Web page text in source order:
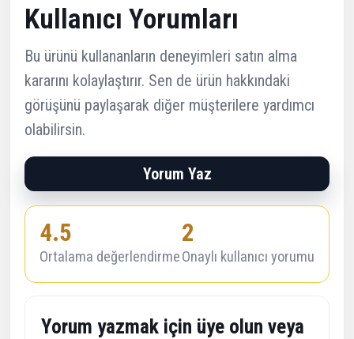
Kullanıcı Yorumları
Bu ürünü kullananların deneyimleri satın alma
kararını kolaylaştırır. Sen de ürün hakkındaki
görüşünü paylaşarak diğer müşterilere yardımcı
olabilirsin.
Yorum Yaz
4.5
Ortalama değerlendirme
2
Onaylı kullanıcı yorumu
Yorum yazmak için üye olun veya